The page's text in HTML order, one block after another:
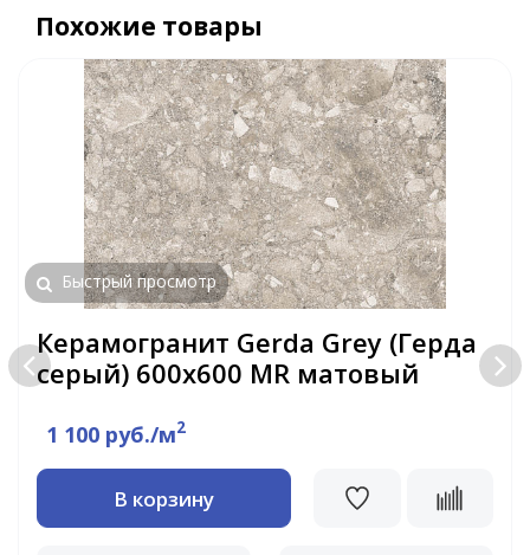
Похожие товары
Быстрый просмотр
Керамогранит Gerda Grey (Герда
серый) 600х600 MR матовый
1 100 руб./м2
В корзину